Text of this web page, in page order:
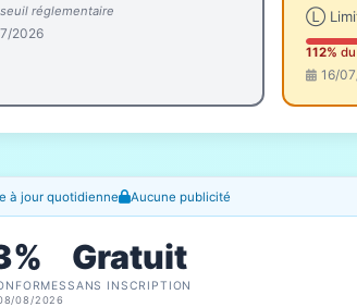
réglementaire
2026
Ⓛ
112%
16/
à jour quotidienne Aucune publicité
08/2026
Gratuit
SANS INSCRIPTION